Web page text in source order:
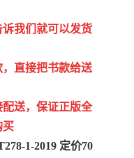
我们就可以发货
直接把书款给送
送，保证正版全
买
1-2019 定价70